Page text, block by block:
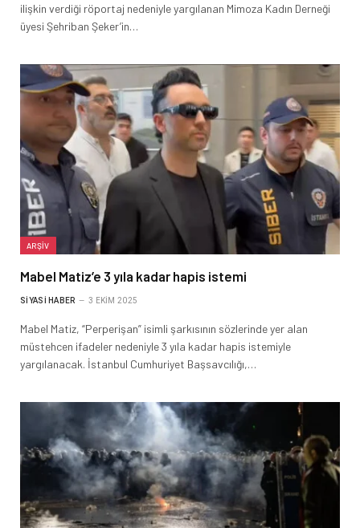
ilişkin verdiği röportaj nedeniyle yargılanan Mimoza Kadın Derneği
üyesi Şehriban Şeker’in…
ARŞIV
Mabel Matiz’e 3 yıla kadar hapis istemi
SIYASI HABER 3 EKIM 2025
Mabel Matiz, “Perperişan” isimli şarkısının sözlerinde yer alan
müstehcen ifadeler nedeniyle 3 yıla kadar hapis istemiyle
yargılanacak. İstanbul Cumhuriyet Başsavcılığı,…